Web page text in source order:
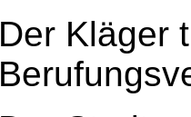
Der Kläger